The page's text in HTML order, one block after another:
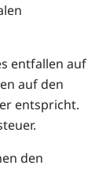
entfallen auf
auf den
entspricht.
den